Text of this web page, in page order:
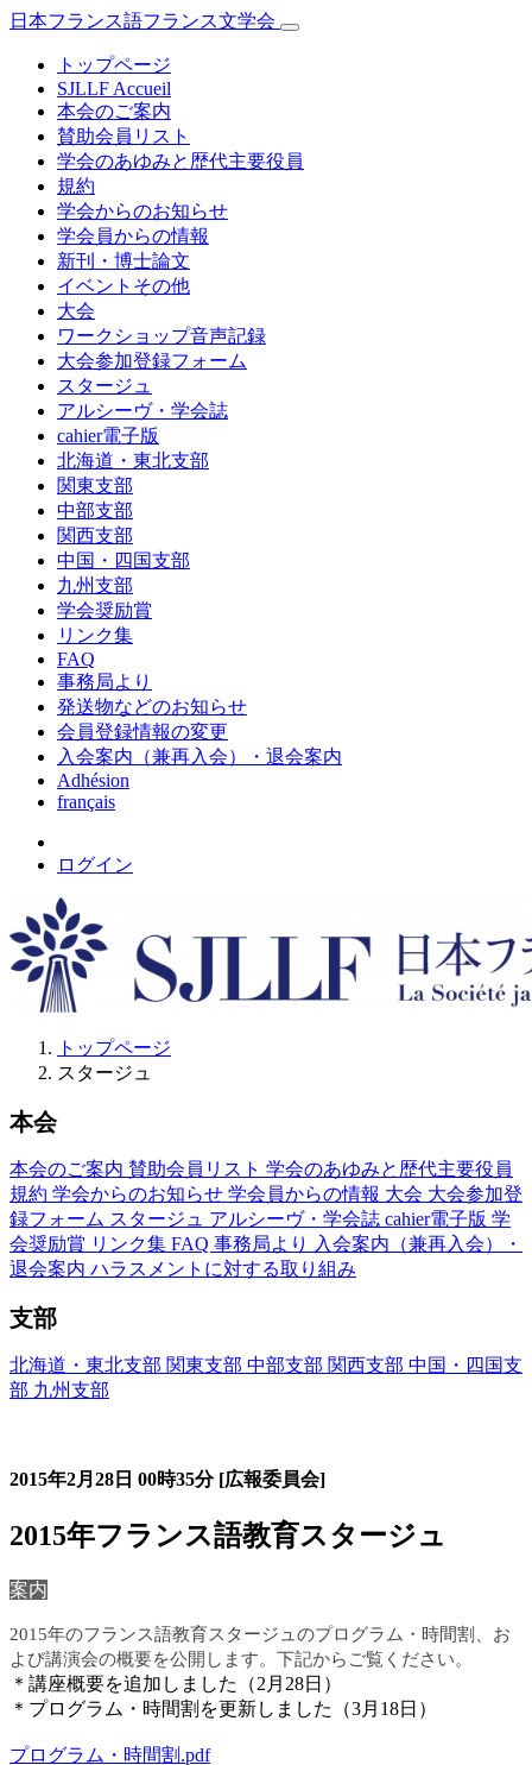
日本フランス語フランス文学会
トップページ
SJLLF Accueil
本会のご案内
賛助会員リスト
学会のあゆみと歴代主要役員
規約
学会からのお知らせ
学会員からの情報
新刊・博士論文
イベントその他
大会
ワークショップ音声記録
大会参加登録フォーム
スタージュ
アルシーヴ・学会誌
cahier電子版
北海道・東北支部
関東支部
中部支部
関西支部
中国・四国支部
九州支部
学会奨励賞
リンク集
FAQ
事務局より
発送物などのお知らせ
会員登録情報の変更
入会案内（兼再入会）・退会案内
Adhésion
français
ログイン
トップページ
スタージュ
本会
本会のご案内 賛助会員リスト 学会のあゆみと歴代主要役員
規約 学会からのお知らせ 学会員からの情報 大会 大会参加登
録フォーム スタージュ アルシーヴ・学会誌 cahier電子版 学
会奨励賞 リンク集 FAQ 事務局より
入会案内（兼再入会）・
退会案内 ハラスメントに対する取り組み
支部
北海道・東北支部 関東支部 中部支部 関西支部 中国・四国支
部 九州支部
2015年2月28日 00時35分 [広報委員会]
2015年フランス語教育スタージュ
案内
2015年のフランス語教育スタージュのプログラム・時間割、お
よび講演会の概要を公開します。下記からご覧ください。
＊講座概要を追加しました（2月28日）
＊プログラム・時間割を更新しました（3月18日）
プログラム・時間割.pdf